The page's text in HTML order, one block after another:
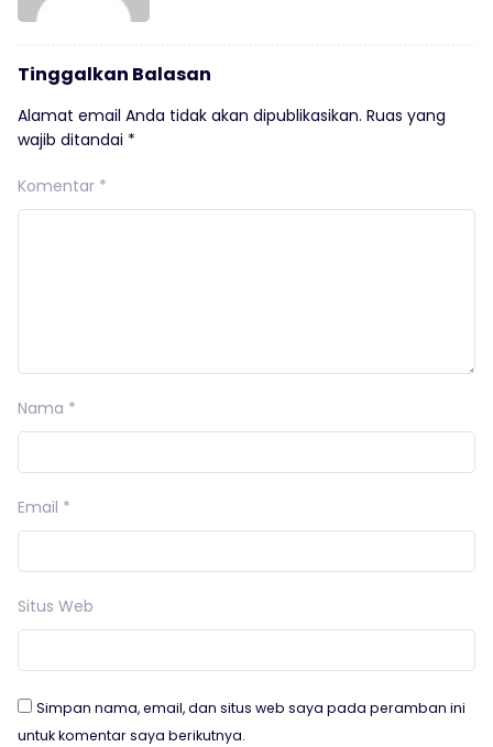
Tinggalkan Balasan
Alamat email Anda tidak akan dipublikasikan. Ruas yang
wajib ditandai *
Komentar *
Nama *
Email *
Situs Web
Simpan nama, email, dan situs web saya pada peramban ini
untuk komentar saya berikutnya.